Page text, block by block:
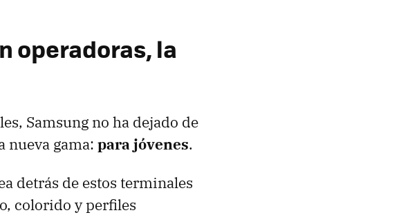
operadoras, la
Samsung no ha dejado de
nueva gama: para jóvenes.
detrás de estos terminales
colorido y perfiles